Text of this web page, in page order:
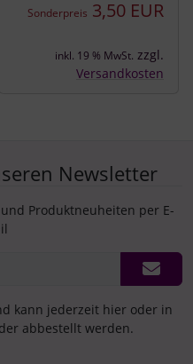
Sonderpreis 3,50 EUR
inkl. 19 % MwSt. zzgl.
Versandkosten
Newsletter
Produktneuheiten per E-
kann jederzeit hier oder in
abbestellt werden.